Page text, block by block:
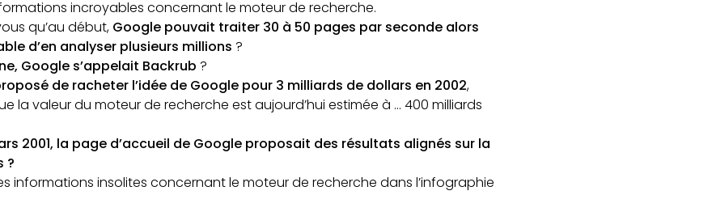
incroyables concernant le moteur de recherche.
qu’au début, Google pouvait traiter 30 à 50 pages par seconde alors
d’en analyser plusieurs millions ?
Google s’appelait Backrub ?
de racheter l’idée de Google pour 3 milliards de dollars en 2002,
la valeur du moteur de recherche est aujourd’hui estimée à … 400 milliards
2001, la page d’accueil de Google proposait des résultats alignés sur la
?
informations insolites concernant le moteur de recherche dans l’infographie